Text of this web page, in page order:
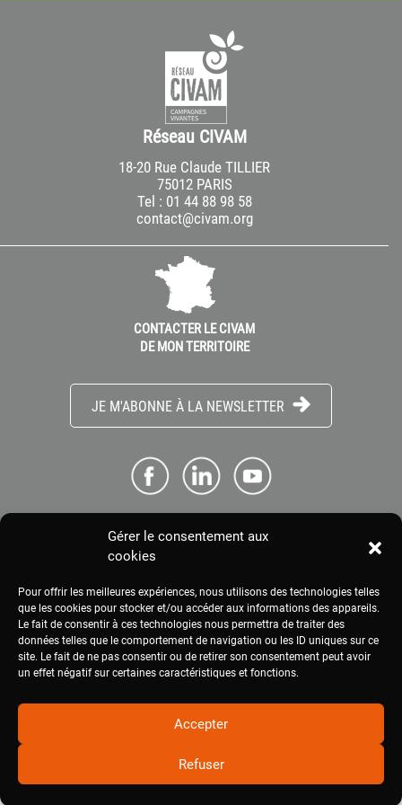
Gérer le consentement aux
cookies
Pour offrir les meilleures expériences, nous utilisons des technologies telles
que les cookies pour stocker et/ou accéder aux informations des appareils.
Le fait de consentir à ces technologies nous permettra de traiter des
données telles que le comportement de navigation ou les ID uniques sur ce
site. Le fait de ne pas consentir ou de retirer son consentement peut avoir
un effet négatif sur certaines caractéristiques et fonctions.
Accepter
Refuser
Réseau CIVAM
18-20 Rue Claude TILLIER
75012 PARIS
Tel : 01 44 88 98 58
contact@civam.org
CONTACTER LE CIVAM
DE MON TERRITOIRE
JE M'ABONNE À LA NEWSLETTER
ME CONNECTER
ESPACE PRESSE
MENTIONS LÉGALES